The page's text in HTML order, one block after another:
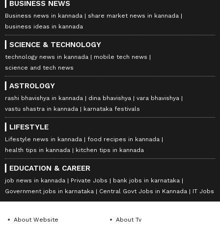
BUSINESS NEWS
Business news in kannada
share market news in kannada
business ideas in kannada
SCIENCE & TECHNOLOGY
technology news in kannada
mobile tech news
science and tech news
ASTROLOGY
rashi bhavishya in kannada dina bhavishya
vara bhavishya
vastu shastra in kannada
karnataka festivals
LIFESTYLE
Lifestyle news in kannada
food recipes in kannada
health tips in kannada
kitchen tips in kannada
EDUCATION & CAREER
job news in kannada Private Jobs
bank jobs in karnataka
Government jobs in karnataka
Central Govt Jobs in Kannada IT Jobs
About Website About Tv